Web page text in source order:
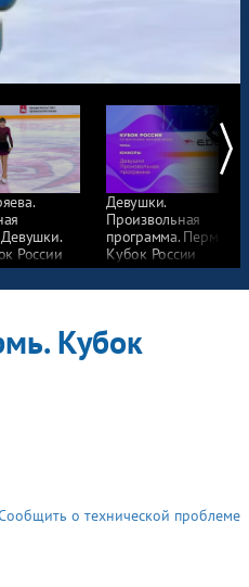
России
катанию
Девушки.
Произвольная
программа. Пермь.
Кубок России
по фигурному катанию
2021/22
Кубок
о технической проблеме